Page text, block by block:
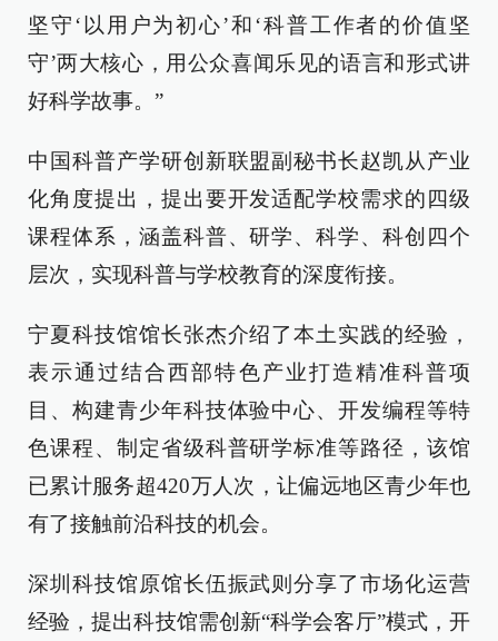
坚守‘以用户为初心’和‘科普工作者的价值坚
守’两大核心，用公众喜闻乐见的语言和形式讲
好科学故事。”
中国科普产学研创新联盟副秘书长赵凯从产业
化角度提出，提出要开发适配学校需求的四级
课程体系，涵盖科普、研学、科学、科创四个
层次，实现科普与学校教育的深度衔接。
宁夏科技馆馆长张杰介绍了本土实践的经验，
表示通过结合西部特色产业打造精准科普项
目、构建青少年科技体验中心、开发编程等特
色课程、制定省级科普研学标准等路径，该馆
已累计服务超420万人次，让偏远地区青少年也
有了接触前沿科技的机会。
深圳科技馆原馆长伍振武则分享了市场化运营
经验，提出科技馆需创新“科学会客厅”模式，开